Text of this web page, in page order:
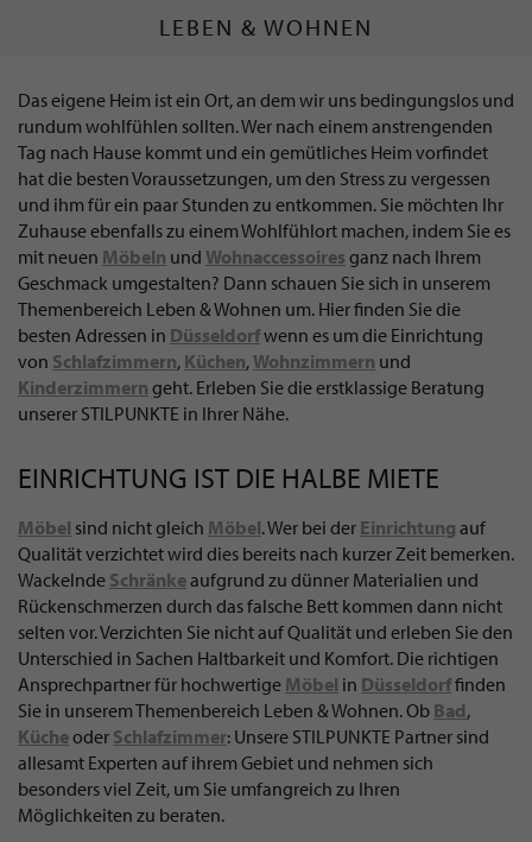
LEBEN & WOHNEN
Das eigene Heim ist ein Ort, an dem wir uns bedingungslos und
rundum wohlfühlen sollten. Wer nach einem anstrengenden
Tag nach Hause kommt und ein gemütliches Heim vorfindet
hat die besten Voraussetzungen, um den Stress zu vergessen
und ihm für ein paar Stunden zu entkommen. Sie möchten Ihr
Zuhause ebenfalls zu einem Wohlfühlort machen, indem Sie es
mit neuen Möbeln und Wohnaccessoires ganz nach Ihrem
Geschmack umgestalten? Dann schauen Sie sich in unserem
Themenbereich Leben & Wohnen um. Hier finden Sie die
besten Adressen in Düsseldorfwenn es um die Einrichtung
von Schlafzimmern, Küchen,Wohnzimmern und
Kinderzimmern geht. Erleben Sie die erstklassige Beratung
unserer STILPUNKTE in Ihrer Nähe.
EINRICHTUNG IST DIE HALBE MIETE
Möbel sind nicht gleich Möbel. Wer bei der Einrichtung auf
Qualität verzichtet wird dies bereits nach kurzer Zeit bemerken.
Wackelnde Schränkeaufgrund zu dünner Materialien und
Rückenschmerzen durch das falsche Bett kommen dann nicht
selten vor. Verzichten Sie nicht auf Qualität und erleben Sie den
Unterschied in Sachen Haltbarkeit und Komfort. Die richtigen
Ansprechpartner für hochwertige Möbel in Düsseldorffinden
Sie in unserem Themenbereich Leben & Wohnen. Ob Bad,
Kücheoder Schlafzimmer: Unsere STILPUNKTE Partner sind
allesamt Experten auf ihrem Gebiet und nehmen sich
besonders viel Zeit, um Sie umfangreich zu Ihren
Möglichkeiten zu beraten.